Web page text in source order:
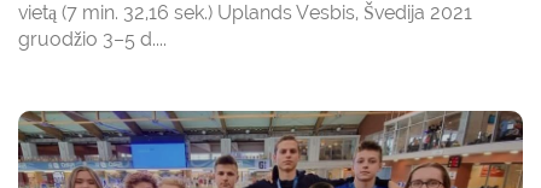
vietą (7 min. 32,16 sek.) Uplands Vesbis, Švedija 2021
gruodžio 3–5 d....